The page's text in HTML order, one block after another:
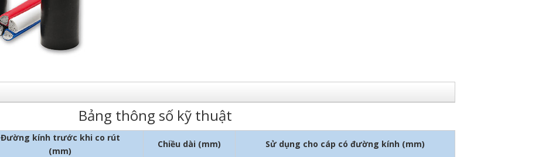
Bảng thông số kỹ thuật
Đường kính trước khi co rút
(mm)
Chiều dài (mm)
Sử dụng cho cáp có đường kính (mm)